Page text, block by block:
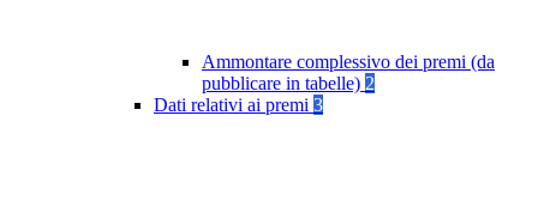
Ammontare complessivo dei premi (da
pubblicare in tabelle) 2
Dati relativi ai premi 3